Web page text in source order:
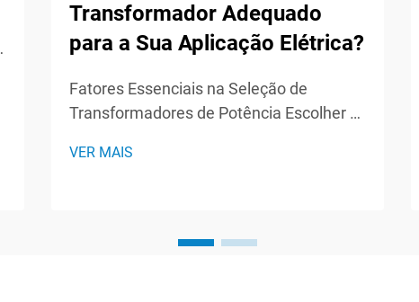
Transformador Adequado
para a Sua Aplicação Elétrica?
Fatores Essenciais na Seleção de
Transformadores de Potência Escolher o
decisão crítica que afeta a eficiência,
VER MAIS